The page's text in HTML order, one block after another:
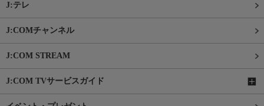
J:テレ
J:COMチャンネル
J:COM STREAM
J:COM TVサービスガイド